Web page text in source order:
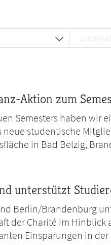
Aktion zum
Semesters haben wir
neue studentische
in Bad Belzig,
unterstützt
Berlin/Brandenburg
der Charité im Hinblick
Einsparungen in